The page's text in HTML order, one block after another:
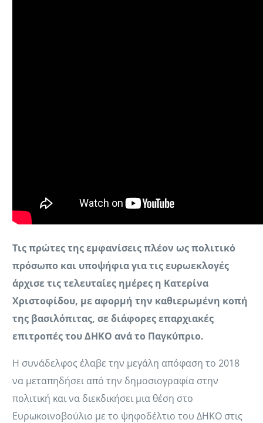
Τις πρώτες της εμφανίσεις πλέον ως πολιτικό
πρόσωπο και υποψήφια για τις ευρωεκλογές
άρχισε τις τελευταίες ημέρες η Κατερίνα
Χριστοφίδου, με αφορμή την καθιερωμένη κοπή
της βασιλόπιτας, σε διάφορες επαρχιακές
επιτροπές του ΔΗΚΟ ανά το Παγκύπριο.
Η συνάδελφος έλαβε την μεγάλη απόφαση το 2018
να μεταπηδήσει από την δημοσιογραφία στην
πολιτική και να διεκδικήσει μια θέση στο
Ευρωκοινοβούλιο με το ψηφοδέλτιο του ΔΗΚΟ στις